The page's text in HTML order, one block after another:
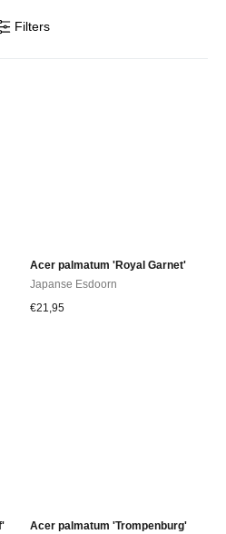
meter, is deze middelgrote boom
Filters
Acer palmatum 'Royal Garnet'
Japanse Esdoorn
€21,95
Acer palmatum 'Trompenburg'